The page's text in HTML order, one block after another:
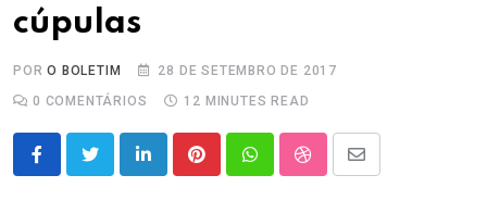
cúpulas
PORO BOLETIM
28 DE SETEMBRO DE 2017
0 COMENTÁRIOS 12 MINUTES READ
LinkedInPinterestWhatsappStumbleUpon
Share